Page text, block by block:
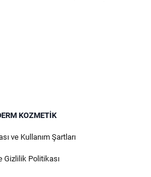
KOZMETIK
ve Kullanım Şartları
Gizlilik Politikası